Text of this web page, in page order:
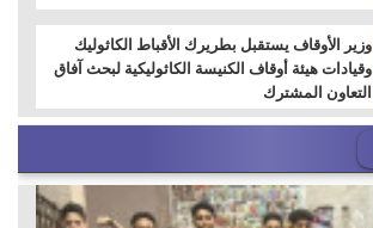
وزير الأوقاف يستقبل بطريرك الأقباط الكاثوليك
وقيادات هيئة أوقاف الكنيسة الكاثوليكية لبحث آفاق
التعاون المشترك